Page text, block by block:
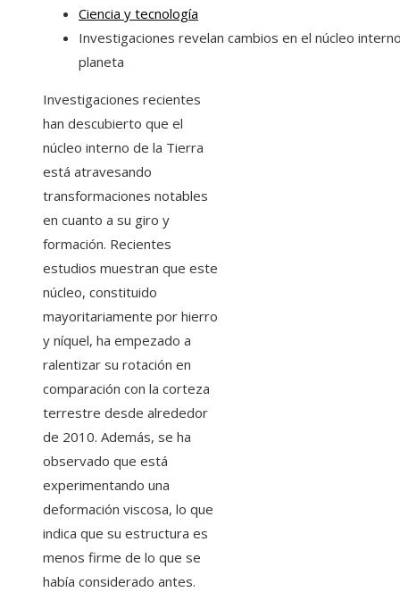
Ciencia y tecnología
Investigaciones revelan cambios en el núcleo
planeta
Investigaciones recientes
han descubierto que el
núcleo interno de la Tierra
está atravesando
transformaciones notables
en cuanto a su giro y
formación. Recientes
estudios muestran que este
núcleo, constituido
mayoritariamente por hierro
y níquel, ha empezado a
ralentizar su rotación en
comparación con la corteza
terrestre desde alrededor
de 2010. Además, se ha
observado que está
experimentando una
deformación viscosa, lo que
indica que su estructura es
menos firme de lo que se
había considerado antes.